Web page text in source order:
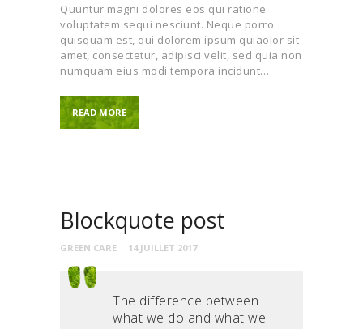
Quuntur magni dolores eos qui ratione
voluptatem sequi nesciunt. Neque porro
quisquam est, qui dolorem ipsum quiaolor sit
amet, consectetur, adipisci velit, sed quia non
numquam eius modi tempora incidunt…
READ MORE
Blockquote post
GREEN CARE 14 JUILLET 2017
The difference between
what we do and what we